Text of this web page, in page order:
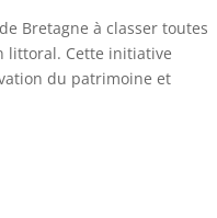
Bretagne à classer toutes
littoral. Cette initiative
du patrimoine et